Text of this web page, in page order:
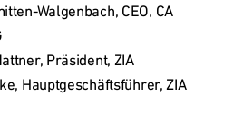
Walgenbach, CEO, CA
Präsident, ZIA
Hauptgeschäftsführer, ZIA